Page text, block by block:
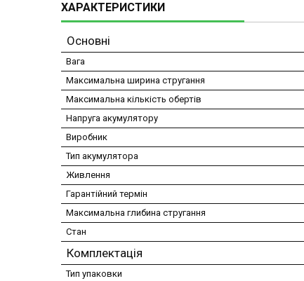
ХАРАКТЕРИСТИКИ
Основні
Вага
Максимальна ширина стругання
Максимальна кількість обертів
Напруга акумулятору
Виробник
Тип акумулятора
Живлення
Гарантійний термін
Максимальна глибина стругання
Стан
Комплектація
Тип упаковки